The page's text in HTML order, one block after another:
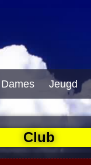
Dames Jeugd
Club